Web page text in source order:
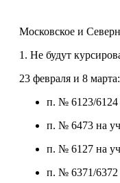
Московское и
1. Не будут
23 февраля и 8 марта:
п. № 6123/6124
п. № 6473 на
п. № 6127 на
п. № 6371/6372